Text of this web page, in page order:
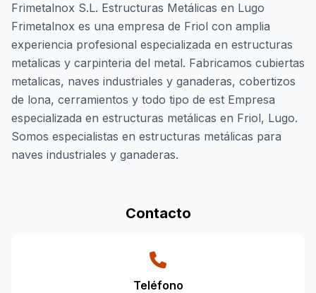
Frimetalnox S.L. Estructuras Metálicas en Lugo
Frimetalnox es una empresa de Friol con amplia
experiencia profesional especializada en estructuras
metalicas y carpinteria del metal. Fabricamos cubiertas
metalicas, naves industriales y ganaderas, cobertizos
de lona, cerramientos y todo tipo de est Empresa
especializada en estructuras metálicas en Friol, Lugo.
Somos especialistas en estructuras metálicas para
naves industriales y ganaderas.
Contacto
Teléfono